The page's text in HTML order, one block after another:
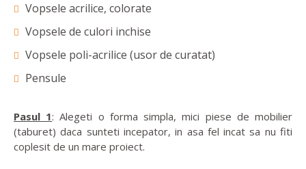
Vopsele acrilice, colorate
Vopsele de culori inchise
Vopsele poli-acrilice (usor de curatat)
Pensule
Pasul 1: Alegeti o forma simpla, mici piese de mobilier
(taburet) daca sunteti incepator, in asa fel incat sa nu fiti
coplesit de un mare proiect.